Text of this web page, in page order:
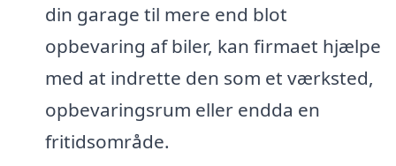
din garage til mere end blot
opbevaring af biler, kan firmaet hjælpe
med at indrette den som et værksted,
opbevaringsrum eller endda en
fritidsområde.